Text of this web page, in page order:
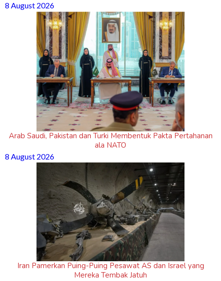
8 August 2026
Arab Saudi, Pakistan dan Turki Membentuk Pakta Pertahanan
ala NATO
8 August 2026
Iran Pamerkan Puing-Puing Pesawat AS dan Israel yang
Mereka Tembak Jatuh